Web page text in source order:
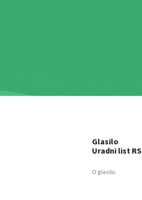
Glasilo
Uradni list RS
O glasilu